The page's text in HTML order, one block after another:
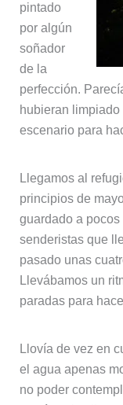
pintado
por algún
soñador
de la
perfección.
hubieran limpiado
escenario para
Llegamos al
principios de
guardado a
senderistas que
pasado unas
Llevábamos un
paradas para
Llovía de vez en
el agua apenas
no poder